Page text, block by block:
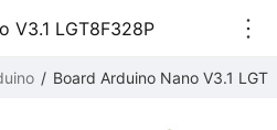
V3.1 LGT8F328P
Board Arduino Nano V3.1